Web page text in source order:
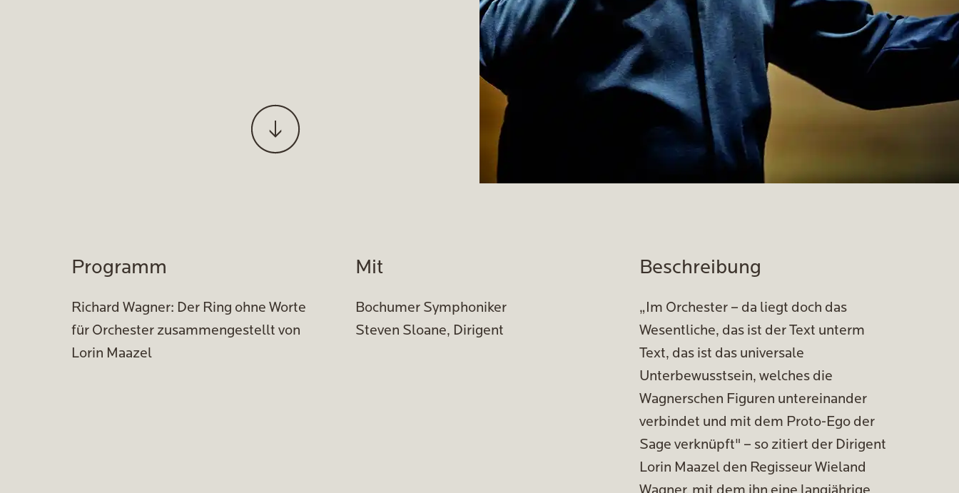
Programm
Richard Wagner: Der Ring ohne Worte
für Orchester zusammengestellt von
Lorin Maazel
Mit
Bochumer Symphoniker
Steven Sloane, Dirigent
Beschreibung
„Im Orchester – da liegt doch das
Wesentliche, das ist der Text unterm
Text, das ist das universale
Unterbewusstsein, welches die
Wagnerschen Figuren untereinander
verbindet und mit dem Proto-Ego der
Sage verknüpft" – so zitiert der Dirigent
Lorin Maazel den Regisseur Wieland